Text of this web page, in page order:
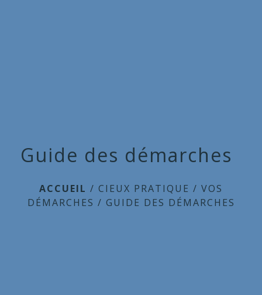
Guide des démarches
ACCUEIL / CIEUX PRATIQUE / VOS
DÉMARCHES / GUIDE DES DÉMARCHES